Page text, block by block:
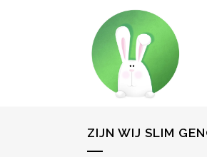
ZIJN WIJ SLIM